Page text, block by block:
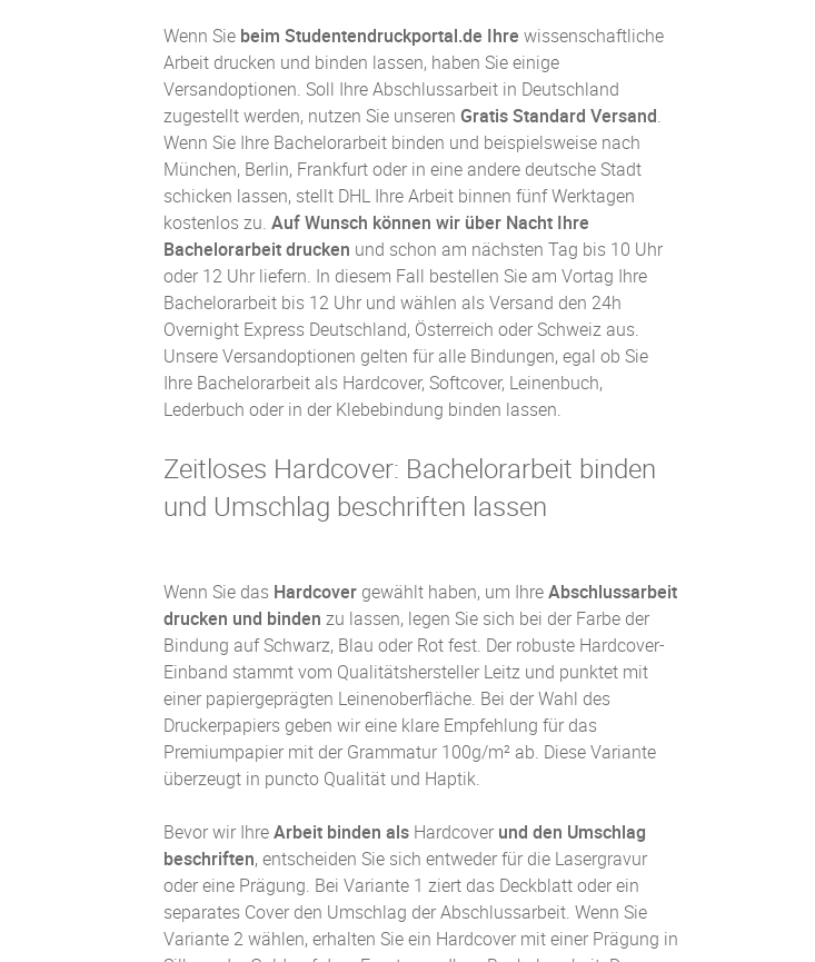
Wenn Sie beim Studentendruckportal.de Ihre wissenschaftliche
Arbeit drucken und binden lassen, haben Sie einige
Versandoptionen. Soll Ihre Abschlussarbeit in Deutschland
zugestellt werden, nutzen Sie unseren Gratis Standard Versand.
Wenn Sie Ihre Bachelorarbeit binden und beispielsweise nach
München, Berlin, Frankfurt oder in eine andere deutsche Stadt
schicken lassen, stellt DHL Ihre Arbeit binnen fünf Werktagen
kostenlos zu. Auf Wunsch können wir über Nacht Ihre
Bachelorarbeit drucken und schon am nächsten Tag bis 10 Uhr
oder 12 Uhr liefern. In diesem Fall bestellen Sie am Vortag Ihre
Bachelorarbeit bis 12 Uhr und wählen als Versand den 24h
Overnight Express Deutschland, Österreich oder Schweiz aus.
Unsere Versandoptionen gelten für alle Bindungen, egal ob Sie
Ihre Bachelorarbeit als Hardcover, Softcover, Leinenbuch,
Lederbuch oder in der Klebebindung binden lassen.
Zeitloses Hardcover: Bachelorarbeit binden
und Umschlag beschriften lassen
Wenn Sie das Hardcover gewählt haben, um IhreAbschlussarbeit
drucken und binden zu lassen, legen Sie sich bei der Farbe der
Bindung auf Schwarz, Blau oder Rot fest. Der robuste Hardcover-
Einband stammt vom Qualitätshersteller Leitz und punktet mit
einer papiergeprägten Leinenoberfläche. Bei der Wahl des
Druckerpapiers geben wir eine klare Empfehlung für das
Premiumpapier mit der Grammatur 100g/m² ab. Diese Variante
überzeugt in puncto Qualität und Haptik.
Bevor wir IhreArbeit binden als Hardcover und den Umschlag
beschriften, entscheiden Sie sich entweder für die Lasergravur
oder eine Prägung. Bei Variante 1 ziert das Deckblatt oder ein
separates Cover den Umschlag der Abschlussarbeit. Wenn Sie
Variante 2 wählen, erhalten Sie ein Hardcover mit einer Prägung in